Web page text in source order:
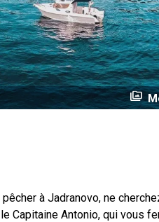
perm_media
à Jadranovo, ne
Capitaine Antonio, qui vous